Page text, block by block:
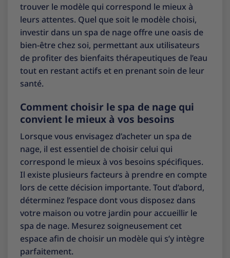
trouver le modèle qui correspond le mieux à
leurs attentes. Quel que soit le modèle choisi,
investir dans un spa de nage offre une oasis de
bien-être chez soi, permettant aux utilisateurs
de profiter des bienfaits thérapeutiques de l’eau
tout en restant actifs et en prenant soin de leur
santé.
Comment choisir le spa de nage qui
convient le mieux à vos besoins
Lorsque vous envisagez d’acheter un spa de
nage, il est essentiel de choisir celui qui
correspond le mieux à vos besoins spécifiques.
Il existe plusieurs facteurs à prendre en compte
lors de cette décision importante. Tout d’abord,
déterminez l’espace dont vous disposez dans
votre maison ou votre jardin pour accueillir le
spa de nage. Mesurez soigneusement cet
espace afin de choisir un modèle qui s’y intègre
parfaitement.